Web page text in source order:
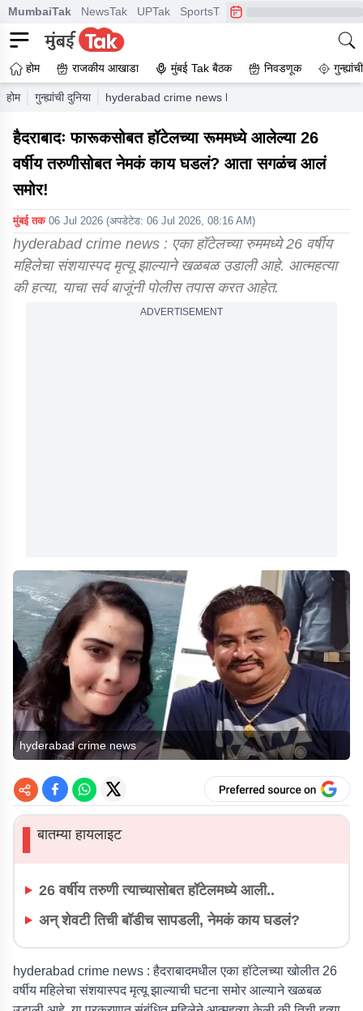
MumbaiTak NewsTak UPTak SportsTak CrimeTak
होम राजकीय आखाडा मुंबई Tak बैठक निवडणूक
होम गुन्ह्यांची दुनिया hyderabad crime news hotel woman suspicious
हैदराबादः फारूकसोबत हॉटेलच्या रूममध्ये आलेल्या 26
वर्षीय तरुणीसोबत नेमकं काय घडलं? आता सगळंच आलं
समोर!
मुंबई तक 06 Jul 2026 (अपडेटेड: 06 Jul 2026, 08:16 AM)
hyderabad crime news : एका हॉटेलच्या रुममध्ये 26 वर्षीय
महिलेचा संशयास्पद मृत्यू झाल्याने खळबळ उडाली आहे. आत्महत्या
की हत्या, याचा सर्व बाजूंनी पोलीस तपास करत आहेत.
ADVERTISEMENT
hyderabad crime news
▌बातम्या हायलाइट
26 वर्षीय तरुणी त्याच्यासोबत हॉटेलमध्ये आली..
अन् शेवटी तिची बॉडीच सापडली, नेमकं काय घडलं?
hyderabad crime news :हैदराबादमधील एका हॉटेलच्या खोलीत 26
वर्षीय महिलेचा संशयास्पद मृत्यू झाल्याची घटना समोर आल्याने खळबळ